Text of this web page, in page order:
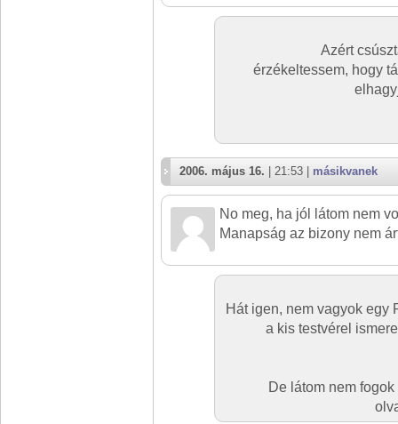
Azért
érzékeltessem, hogy
2006. május 16. | 21:53 | másikvanek
No meg, ha jól látom nem
Manapság az bizony nem
Hát igen, nem vagyok egy
a kis testvérel
De látom nem